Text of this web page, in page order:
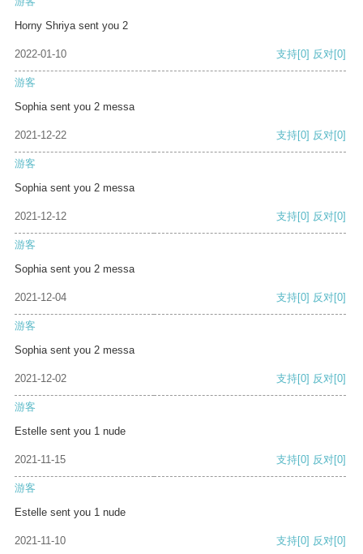
Horny Shriya sent you 2
2022-01-10 支持[0] 反对[0]
游客
Sophia sent you 2 messa
2021-12-22 支持[0] 反对[0]
游客
Sophia sent you 2 messa
2021-12-12 支持[0] 反对[0]
游客
Sophia sent you 2 messa
2021-12-04 支持[0] 反对[0]
游客
Sophia sent you 2 messa
2021-12-02 支持[0] 反对[0]
游客
Estelle sent you 1 nude
2021-11-15 支持[0] 反对[0]
游客
Estelle sent you 1 nude
2021-11-10 支持[0] 反对[0]